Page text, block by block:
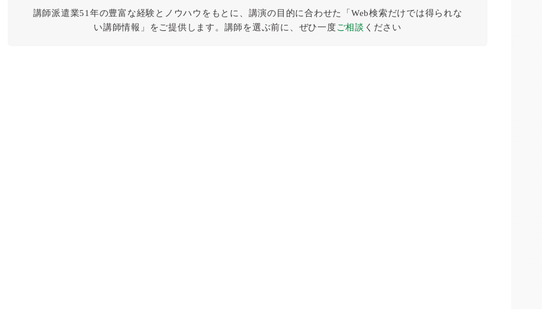
講師派遣業51年の豊富な経験とノウハウをもとに、講演の目的に合わせた「Web検索だけでは得られな
い講師情報」をご提供します。講師を選ぶ前に、ぜひ⼀度ご相談 ください